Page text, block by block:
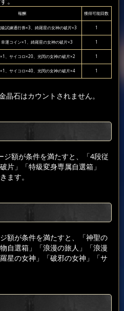
報酬 獲得可能回数
試練通行券×3、綺羅星の女神の破片×3 1
運コイン×1、綺羅星の女神の破片×3 1
、サイコロ×20、光閃の女神の破片×2 1
、サイコロ×40、光閃の女神の破片×4 1
石はカウントされません。
ジ額が条件を満たすと、「4段従
片」「特級変身専属自選箱」
ます。
額が条件を満たすと、「神聖の
自選箱」「浪漫の旅人」「浪漫
星の女神」「破邪の女神」「サ